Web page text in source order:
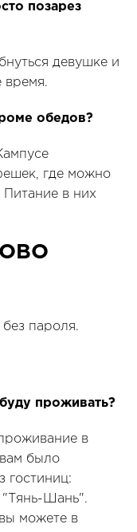
позарез
девушке и
время.
обедов?
где можно
Питание в них
пароля.
проживать?
в
было
гостиниц:
Шань".
можете в